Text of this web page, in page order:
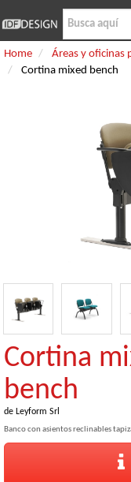
Home Áreas y oficinas
Cortina mixed bench
Cortina
bench
de Leyform Srl
Banco con asientos reclinables